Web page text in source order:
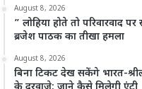
August 8, 2026
” लोहिया होते तो
ब्रजेश पाठक का तीखा हमला
August 8, 2026
बिना टिकट देख सकेंगे भारत-